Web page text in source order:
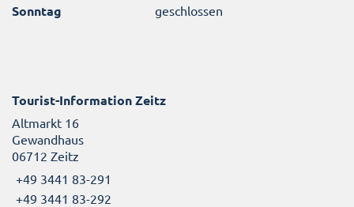
Sonntag geschlossen
Tourist-Information Zeitz
Altmarkt 16
Gewandhaus
06712 Zeitz
+49 3441 83-291
+49 3441 83-292